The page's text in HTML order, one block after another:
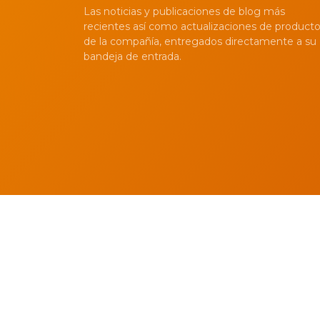
Las noticias y publicaciones de blog más
recientes así como actualizaciones de
de la compañía, entregados directamente a su
bandeja de entrada.